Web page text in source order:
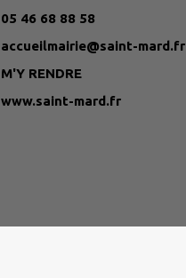
05 46 68 88 58
accueilmairie@saint-mard.fr
M'Y RENDRE
www.saint-mard.fr